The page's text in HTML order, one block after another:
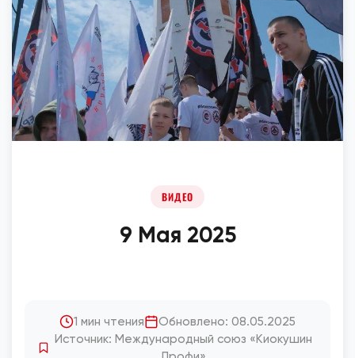
ВИДЕО
9 Мая 2025
1 мин чтения
Обновлено: 08.05.2025
Источник: Международный союз «Киокушин